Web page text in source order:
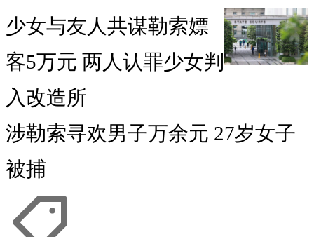
少女与友人共谋勒索嫖
客5万元 两人认罪少女判
入改造所
涉勒索寻欢男子万余元 27岁女子
被捕